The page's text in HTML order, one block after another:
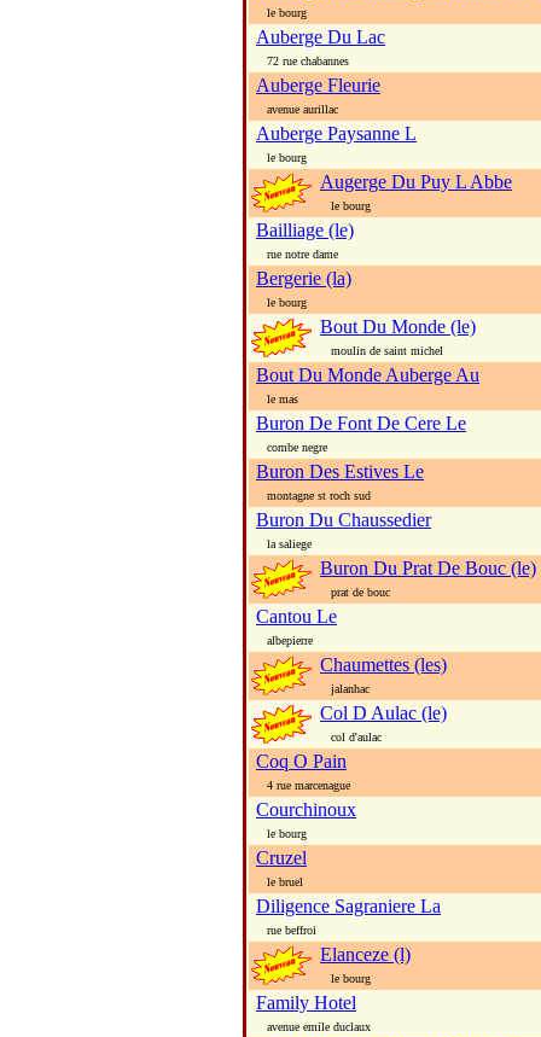
le bourg
Auberge Du Lac
72 rue chabannes
Auberge Fleurie
avenue aurillac
Auberge Paysanne L
le bourg
Augerge Du Puy L Abbe
le bourg
Bailliage (le)
rue notre dame
Bergerie (la)
le bourg
Bout Du Monde (le)
moulin de saint michel
Bout Du Monde Auberge Au
le mas
Buron De Font De Cere Le
combe negre
Buron Des Estives Le
montagne st roch sud
Buron Du Chaussedier
la saliege
Buron Du Prat De Bouc (le)
prat de bouc
Cantou Le
albepierre
Chaumettes (les)
jalanhac
Col D Aulac (le)
col d'aulac
Coq O Pain
4 rue marcenague
Courchinoux
le bourg
Cruzel
le bruel
Diligence Sagraniere La
rue beffroi
Elanceze (l)
le bourg
Family Hotel
avenue emile duclaux